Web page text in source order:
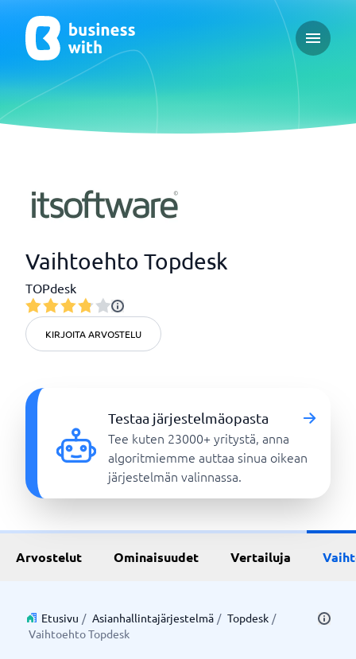
Open
Vaihtoehto Topdesk
TOPdesk
KIRJOITA ARVOSTELU
Testaa järjestelmäopasta
Tee kuten 23000+ yritystä, anna
algoritmiemme auttaa sinua oikean
järjestelmän valinnassa.
Arvostelut Ominaisuudet Vertailuja
Etusivu / Asianhallintajärjestelmä / Topdesk /
Vaihtoehto Topdesk